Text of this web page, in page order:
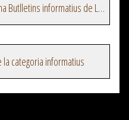
Veure més episodis del programa Butlletins informatius de La Xarxa
categoria informatius